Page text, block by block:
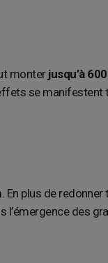
monter jusqu’à
se
plus de
des